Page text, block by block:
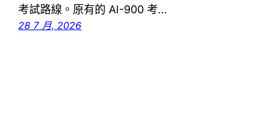
考試路線。原有的 AI-900 考…
28 7 月, 2026